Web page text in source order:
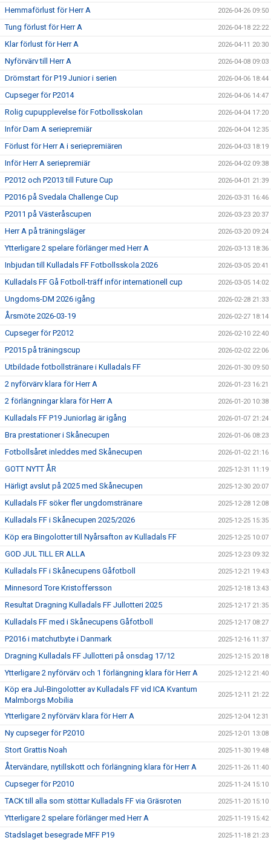
Hemmaförlust för Herr A 2026-04-26 09:50
Tung förlust för Herr A 2026-04-18 22:22
Klar förlust för Herr A 2026-04-11 20:30
Nyförvärv till Herr A 2026-04-08 09:03
Drömstart för P19 Junior i serien 2026-04-06 18:44
Cupseger för P2014 2026-04-06 14:47
Rolig cupupplevelse för Fotbollsskolan 2026-04-04 17:20
Inför Dam A seriepremiär 2026-04-04 12:35
Förlust för Herr A i seriepremiären 2026-04-03 18:19
Inför Herr A seriepremiär 2026-04-02 09:38
P2012 och P2013 till Future Cup 2026-04-01 21:39
P2016 på Svedala Challenge Cup 2026-03-31 16:46
P2011 på Västeråscupen 2026-03-23 20:37
Herr A på träningsläger 2026-03-20 09:24
Ytterligare 2 spelare förlänger med Herr A 2026-03-13 18:36
Inbjudan till Kulladals FF Fotbollsskola 2026 2026-03-05 20:41
Kulladals FF Gå Fotboll-träff inför internationell cup 2026-03-05 14:02
Ungdoms-DM 2026 igång 2026-02-28 21:33
Årsmöte 2026-03-19 2026-02-27 18:14
Cupseger för P2012 2026-02-10 22:40
P2015 på träningscup 2026-02-02 22:06
Utbildade fotbollstränare i Kulladals FF 2026-01-30 09:50
2 nyförvärv klara för Herr A 2026-01-23 16:21
2 förlängningar klara för Herr A 2026-01-20 10:38
Kulladals FF P19 Juniorlag är igång 2026-01-07 21:24
Bra prestationer i Skånecupen 2026-01-06 08:23
Fotbollsåret inleddes med Skånecupen 2026-01-02 21:16
GOTT NYTT ÅR 2025-12-31 11:19
Härligt avslut på 2025 med Skånecupen 2025-12-30 20:07
Kulladals FF söker fler ungdomstränare 2025-12-28 12:08
Kulladals FF i Skånecupen 2025/2026 2025-12-25 15:35
Köp era Bingolotter till Nyårsafton av Kulladals FF 2025-12-25 10:07
GOD JUL TILL ER ALLA 2025-12-23 09:32
Kulladals FF i Skånecupens Gåfotboll 2025-12-21 19:43
Minnesord Tore Kristoffersson 2025-12-18 13:43
Resultat Dragning Kulladals FF Jullotteri 2025 2025-12-17 21:35
Kulladals FF med i Skånecupens Gåfotboll 2025-12-17 08:27
P2016 i matchutbyte i Danmark 2025-12-16 11:37
Dragning Kulladals FF Jullotteri på onsdag 17/12 2025-12-15 20:18
Ytterligare 2 nyförvärv och 1 förlängning klara för Herr A 2025-12-12 21:40
Köp era Jul-Bingolotter av Kulladals FF vid ICA Kvantum
Malmborgs Mobilia
2025-12-11 21:22
Ytterligare 2 nyförvärv klara för Herr A 2025-12-04 12:31
Ny cupseger för P2010 2025-12-01 13:08
Stort Grattis Noah 2025-11-30 19:48
Återvändare, nytillskott och förlängning klara för Herr A 2025-11-26 11:40
Cupseger för P2010 2025-11-24 15:10
TACK till alla som stöttar Kulladals FF via Gräsroten 2025-11-20 15:10
Ytterligare 2 spelare förlänger med Herr A 2025-11-19 15:42
Stadslaget besegrade MFF P19 2025-11-18 21:23